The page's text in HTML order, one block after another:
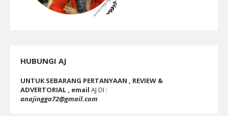
HUBUNGI AJ
UNTUK SEBARANG PERTANYAAN , REVIEW &
ADVERTORIAL , email AJ DI :
anajingga72@gmail.com